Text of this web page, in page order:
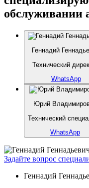
обслуживании
Геннадий
Технический
WhatsApp
Юрий
Технический
WhatsApp
Задайте вопрос
Геннадий